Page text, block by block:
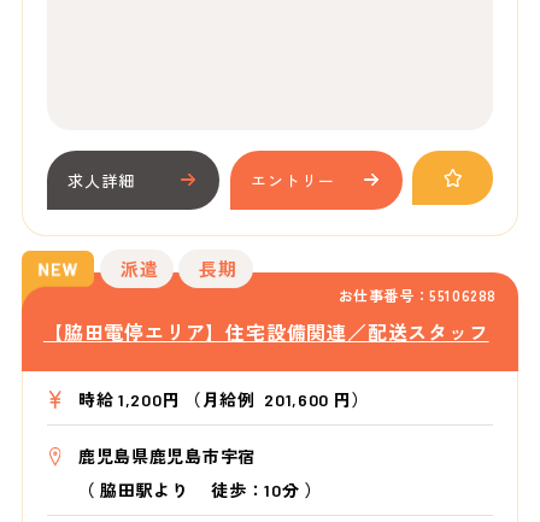
求人詳細 エントリー
お仕事番号：55106288
派遣 長期
【脇田電停エリア】住宅設備関連／配送スタッフ
時給 1,200円 （月給例 201,600 円）
鹿児島県鹿児島市宇宿
（脇田駅より徒歩：10分 ）